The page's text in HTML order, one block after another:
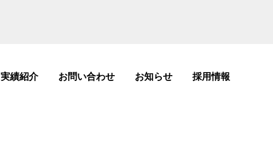
実績紹介 お問い合わせ お知らせ 採用情報